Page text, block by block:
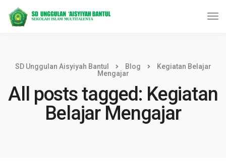
SD Unggulan Aisyiyah Bantul Blog
Kegiatan Belajar
Mengajar
All posts tagged: Kegiatan
Belajar Mengajar